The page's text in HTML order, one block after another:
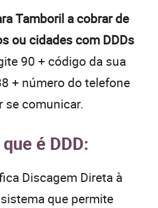
Tamboril a cobrar de
ou cidades com DDDs
90 + código da sua
+ número do telefone
se comunicar.
é DDD:
Discagem Direta à
que permite